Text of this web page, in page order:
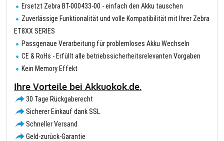
Ersetzt Zebra BT-000433-00 - einfach den Akku tauschen
Zuverlässige Funktionalität und volle Kompatibilität mit Ihrer Zebra
ET8XX SERIES
Passgenaue Verarbeitung für problemloses Akku Wechseln
CE & RoHs - Erfüllt alle betriebssicherheitsrelevanten Vorgaben
Kein Memory Effekt
Ihre Vorteile bei Akkuokok.de.
30 Tage Rückgaberecht
Sicherer Einkauf dank SSL
Schneller Versand
Geld-zurück-Garantie